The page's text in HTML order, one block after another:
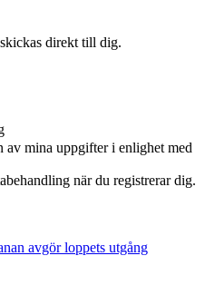
direkt till dig.
av mina uppgifter i enlighet med
när du registrerar dig.
avgör loppets utgång